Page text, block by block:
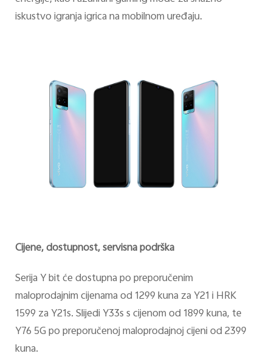
iskustvo igranja igrica na mobilnom uređaju.
Cijene, dostupnost, servisna podrška
Serija Y bit će dostupna po preporučenim
maloprodajnim cijenama od 1299 kuna za Y21 i HRK
1599 za Y21s. Slijedi Y33s s cijenom od 1899 kuna, te
Y76 5G po preporučenoj maloprodajnoj cijeni od 2399
kuna.